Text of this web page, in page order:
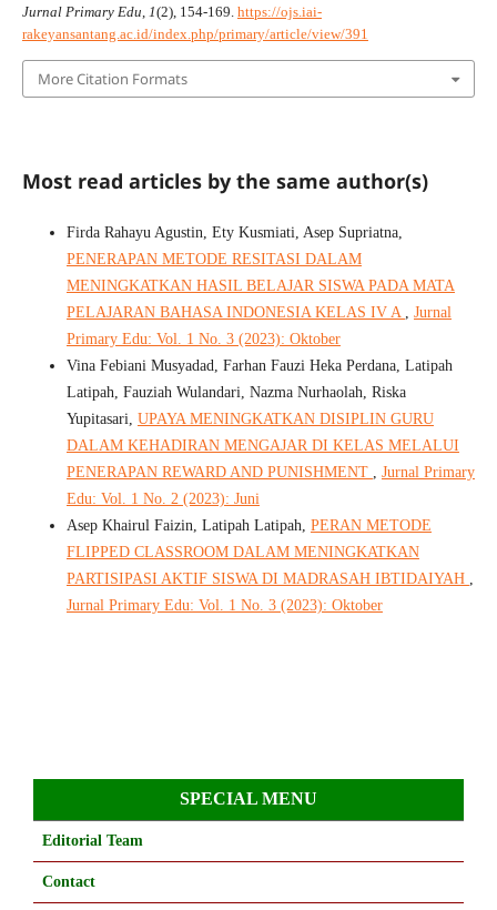
Jurnal Primary Edu 1(2), 154-169. https://ojs.iai-
rakeyansantang.ac.id/index.php/primary/article/view/391
More Citation Formats
Most read articles by the same author(s)
Firda Rahayu Agustin, Ety Kusmiati, Asep Supriatna,
PENERAPAN METODE RESITASI DALAM
MENINGKATKAN HASIL BELAJAR SISWA PADA MATA
PELAJARAN BAHASA INDONESIA KELAS IV A , Jurnal
Primary Edu: Vol. 1 No. 3 (2023): Oktober
Vina Febiani Musyadad, Farhan Fauzi Heka Perdana, Latipah
Latipah, Fauziah Wulandari, Nazma Nurhaolah, Riska
Yupitasari, UPAYA MENINGKATKAN DISIPLIN GURU
DALAM KEHADIRAN MENGAJAR DI KELAS MELALUI
PENERAPAN REWARD AND PUNISHMENT , Jurnal Primary
Edu: Vol. 1 No. 2 (2023): Juni
Asep Khairul Faizin, Latipah Latipah, PERAN METODE
FLIPPED CLASSROOM DALAM MENINGKATKAN
PARTISIPASI AKTIF SISWA DI MADRASAH IBTIDAIYAH ,
Jurnal Primary Edu: Vol. 1 No. 3 (2023): Oktober
SPECIAL MENU
Editorial Team
Contact